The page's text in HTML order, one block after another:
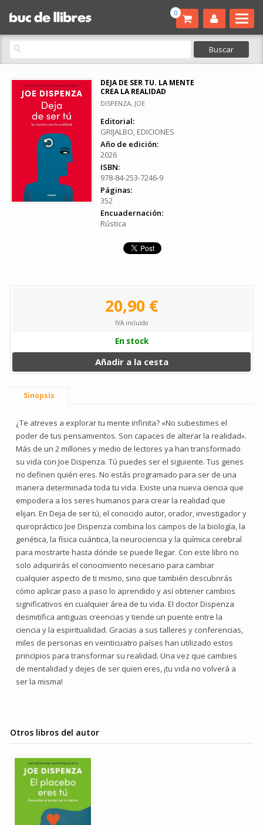
0
DEJA DE SER TU. LA MENTE
CREA LA REALIDAD
DISPENZA, JOE
Editorial:
GRIJALBO, EDICIONES
Año de edición:
2026
ISBN:
978-84-253-7246-9
Páginas:
352
Encuadernación:
Rústica
20,90 €
IVA incluido
En stock
Añadir a la cesta
Sinopsis
¿Te atreves a explorar tu mente infinita? «No subestimes el
poder de tus pensamientos. Son capaces de alterar la realidad».
Más de un 2 millones y medio de lectores ya han transformado
su vida con Joe Dispenza. Tú puedes ser el siguiente. Tus genes
no definen quién eres. No estás programado para ser de una
manera determinada toda tu vida. Existe una nueva ciencia que
empodera a los seres humanos para crear la realidad que
elijan. En Deja de ser tú, el conocido autor, orador, investigador y
quiropráctico Joe Dispenza combina los campos de la biología, la
genética, la física cuántica, la neurociencia y la química cerebral
para mostrarte hasta dónde se puede llegar. Con este libro no
solo adquirirás el conocimiento necesario para cambiar
cualquier aspecto de ti mismo, sino que también descubrirás
cómo aplicar paso a paso lo aprendido y así obtener cambios
significativos en cualquier área de tu vida. El doctor Dispenza
desmitifica antiguas creencias y tiende un puente entre la
ciencia y la espiritualidad. Gracias a sus talleres y conferencias,
miles de personas en veinticuatro países han utilizado estos
principios para transformar su realidad. Una vez que cambies
de mentalidad y dejes de ser quien eres, ¡tu vida no volverá a
ser la misma!
Otros libros del autor